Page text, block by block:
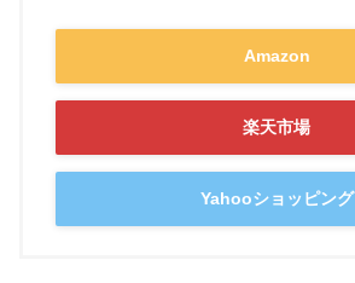
Amazon
楽天市場
Yahooショッピング